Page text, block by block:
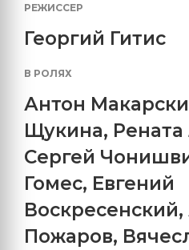
РЕЖИССЕР
Георгий Гитис
В РОЛЯХ
Антон
Щукина,
Сергей
Гомес, Евгений
Воскресенский,
Пожаров,